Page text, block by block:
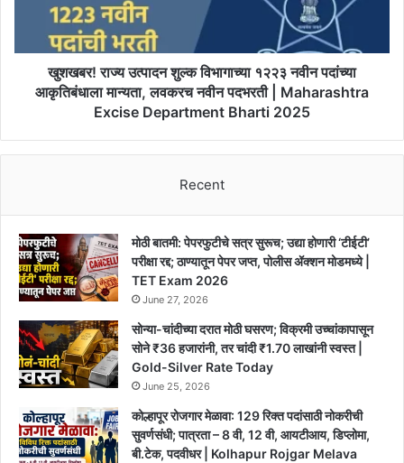
आकृतिबंधाला
लवकरच
|
2025
खुशखबर! राज्य उत्पादन शुल्क विभागाच्या १२२३ नवीन पदांच्या
आकृतिबंधाला मान्यता, लवकरच नवीन पदभरती | Maharashtra
Excise Department Bharti 2025
Recent
मोठी बातमी: पेपरफुटीचे सत्र सुरूच; उद्या होणारी ‘टीईटी’
परीक्षा रद्द; ठाण्यातून पेपर जप्त, पोलीस ॲक्शन मोडमध्ये |
TET Exam 2026
June 27, 2026
सोन्या-चांदीच्या दरात मोठी घसरण; विक्रमी उच्चांकापासून
सोने ₹36 हजारांनी, तर चांदी ₹1.70 लाखांनी स्वस्त |
Gold-Silver Rate Today
June 25, 2026
कोल्हापूर रोजगार मेळावा: 129 रिक्त पदांसाठी नोकरीची
सुवर्णसंधी; पात्रता – 8 वी, 12 वी, आयटीआय, डिप्लोमा,
बी.टेक, पदवीधर | Kolhapur Rojgar Melava